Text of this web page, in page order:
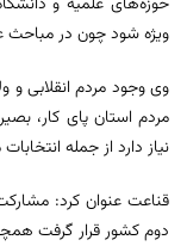
ویژه شود چون در مباحث
وی وجود مردم انقلابی و
مردم استان پای کار،
نیاز دارد از جمله
قناعت عنوان کرد: مشارکت
دوم کشور قرار گرفت